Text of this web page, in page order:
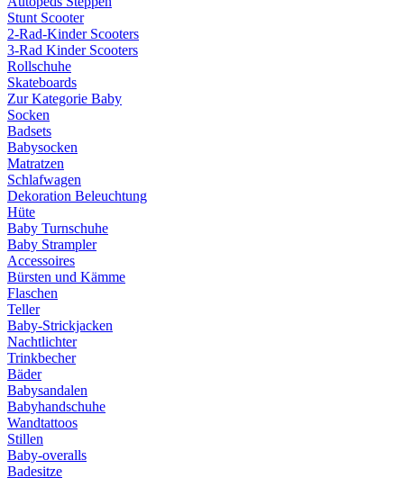
Stunt Scooter
2-Rad-Kinder Scooters
3-Rad Kinder Scooters
Rollschuhe
Skateboards
Zur Kategorie Baby
Socken
Badsets
Babysocken
Matratzen
Schlafwagen
Dekoration Beleuchtung
Hüte
Baby Turnschuhe
Baby Strampler
Accessoires
Bürsten und Kämme
Flaschen
Teller
Baby-Strickjacken
Nachtlichter
Trinkbecher
Bäder
Babysandalen
Babyhandschuhe
Wandtattoos
Stillen
Baby-overalls
Badesitze